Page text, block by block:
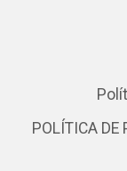
POLÍTICA DE